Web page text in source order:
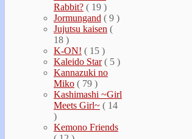
Rabbit? ( 19 )
Jormungand ( 9 )
Jujutsu kaisen (
18 )
K-ON! ( 15 )
Kaleido Star ( 5 )
Kannazuki no
Miko ( 79 )
Kashimashi ~Girl
Meets Girl~ ( 14
)
Kemono Friends